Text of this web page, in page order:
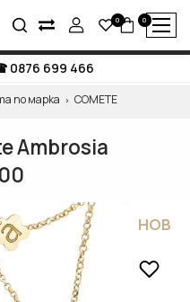
0 0
0876 699 466
по марка COMETE
Ambrosia
НОВ